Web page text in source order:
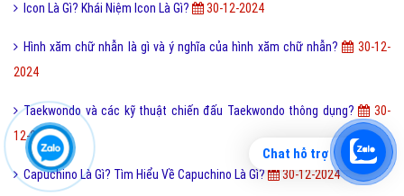
Icon Là Gì? Khái Niệm Icon Là Gì? 30-12-2024
Hình xăm chữ nhẫn là gì và ý nghĩa của hình xăm chữ nhẫn?
30-12-
2024
Taekwondo và các kỹ thuật chiến đấu Taekwondo thông dụng?
30-
12-2024
Capuchino Là Gì? Tìm Hiểu Về Capuchino Là Gì? 30-12-2024
Chat hỗ trợ